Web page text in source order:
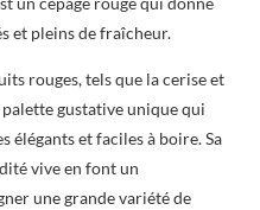
et pleins de fraîcheur.
rouges, tels que la cerise et
gustative unique qui
élégants et faciles à boire. Sa
vive en font un
une grande variété de